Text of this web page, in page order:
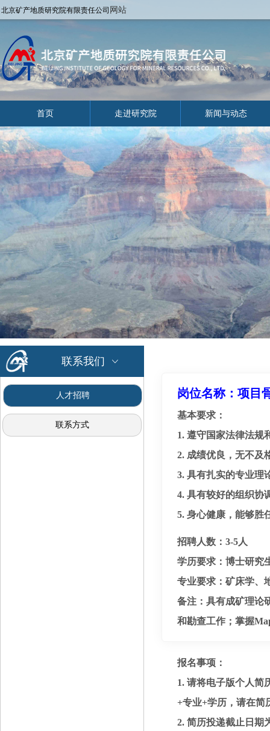
北京矿产地质研究院有限责任公司网站
首页 走进研究院 新闻与动态
联系我们 ꀁ
联系方式
人才招聘 岗位名称：项目
基本要求：
1. 遵守国家法律法规
2. 成绩优良，无不及
3. 具有扎实的专业理
4. 具有较好的组织协
5. 身心健康，能够胜
招聘人数：3-5人
学历要求：博士研究
专业要求：矿床学、
备注：具有成矿理论
和勘查工作；掌握
报名事项：
1. 请将电子版个人简
+专业+学历，请在简
2. 简历投递截止日期